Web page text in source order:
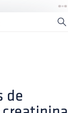
de